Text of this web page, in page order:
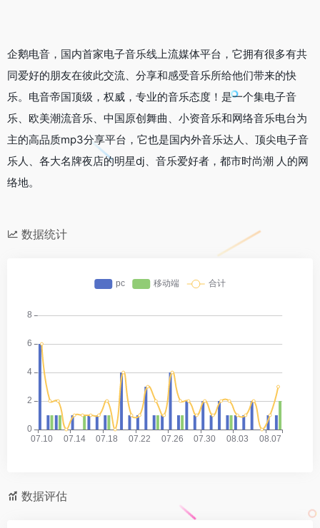
企鹅电音，国内首家电子音乐线上流媒体平台，它拥有很多有共
同爱好的朋友在彼此交流、分享和感受音乐所给他们带来的快
乐。电音帝国顶级，权威，专业的音乐态度！是一个集电子音
乐、欧美潮流音乐、中国原创舞曲、小资音乐和网络音乐电台为
主的高品质mp3分享平台，它也是国内外音乐达人、顶尖电子音
乐人、各大名牌夜店的明星dj、音乐爱好者，都市时尚潮 人的网
络地。
数据统计
数据评估